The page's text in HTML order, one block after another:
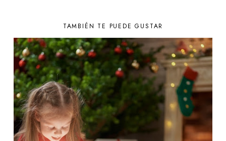
TAMBIÉN TE PUEDE GUSTAR